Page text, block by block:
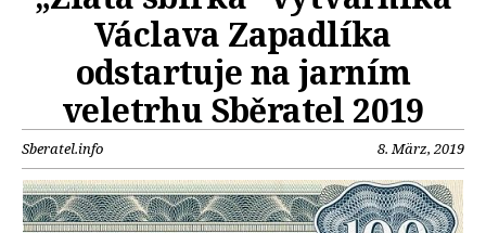
Václava Zapadlíka
odstartuje na jarním
veletrhu Sběratel 2019
Sberatel.info 8. März, 2019